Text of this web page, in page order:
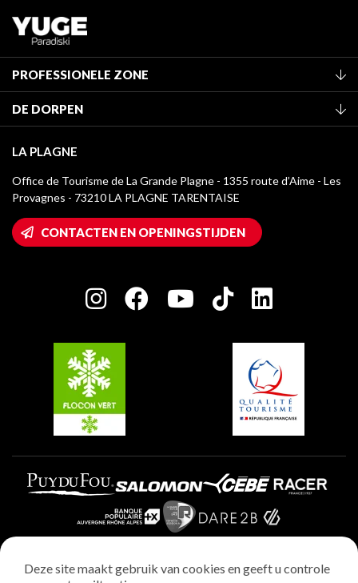
PROFESSIONELE ZONE
Classificatie van de gemeubileerde accommodaties
Verblijfstaks
Mediatheek
La Plagne logo's
Wifi toegang
Huis van de eigenaar
Charter van toegewijde spelers
DE DORPEN
Montchavin - Les Coches
Champagny-en-Vanoise
Plagne 1800
Plagne Villages
Plagne Aime 2000
LA PLAGNE
Office de Tourisme de La Grande Plagne - 1355 route d’Aime - Les
Provagnes - 73210 LA PLAGNE TARENTAISE
CONTACTEN EN OPENINGSTIJDEN
Deze site maakt gebruik van cookies en geeft u controle